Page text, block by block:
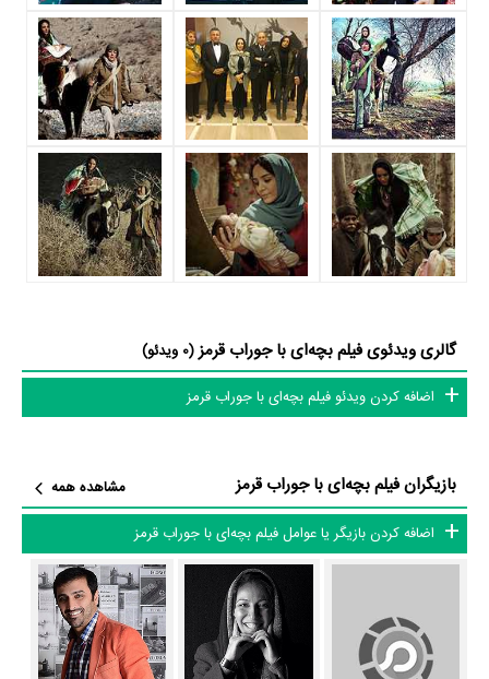
از دیگر بازیگران فیلم بچه‌ای با جوراب قرمز می‌توان به مریم نعمتی نیا،امیر‌یل
ارجمند،سیامک حلمیو غلامرضا اصانلواشاره کرد.
داستان فیلم بچه‌ای با جوراب قرمز
از محتوا و داستان فیلم بچه‌ای با جوراب قرمز چقدر اطلاع دارید؟ فیلم‌نامه
بچه‌ای با جوراب قرمز توسط خداداد جلالینوشته شده است.
در خلاصه داستانی که یا از سوی تیم رسانه‌ای اثر و یا توسط دیگر رسانه‌ها درباره
داستان بچه‌ای با جوراب قرمز منتشر شده است، می‌خوانیم: «در جنوب تهران
ایران آمده‌اند، کار و زندگی می‌کنند. بهارناز حامله است و با همسرش در
کوره‌های آجرپزی زندگی و کار می‌کند، بچه او به دنیا می‌آید اما رئیس کارگاه از
آن‌ها می‌خواهد آنجا را ترک کنند، تیمور شوهر بهارناز تصمیم می‌گیرد دخترش
فیلم بچه‌ای با جوراب قرمز و کارنامه فعالیت کارگردان و بازیگران
از نظر تاریخچه فعالیت کارگردان و بازیگران فیلم بچه‌ای با جوراب قرمز نیز آمارها
و نکات جذابی را می‌توان بیان کرد. براساس آمارها فیلم بچه‌ای با جوراب قرمز
به طور متوسط فعالیت 20ام بازیگران این اثر است.
همچنینخداداد جلالی
کارگردان بچه‌ای با جوراب قرمز اولین همکاری خود با
گالری ویدئوی فیلم بچه‌ای با جوراب قرمز(0 ویدئو)
اضافه کردن ویدئو فیلم بچه‌ای با جوراب قرمز
بازیگران فیلم بچه‌ای با جوراب قرمز
مشاهده همه
اضافه کردن بازیگر یا عوامل فیلم بچه‌ای با جوراب قرمز